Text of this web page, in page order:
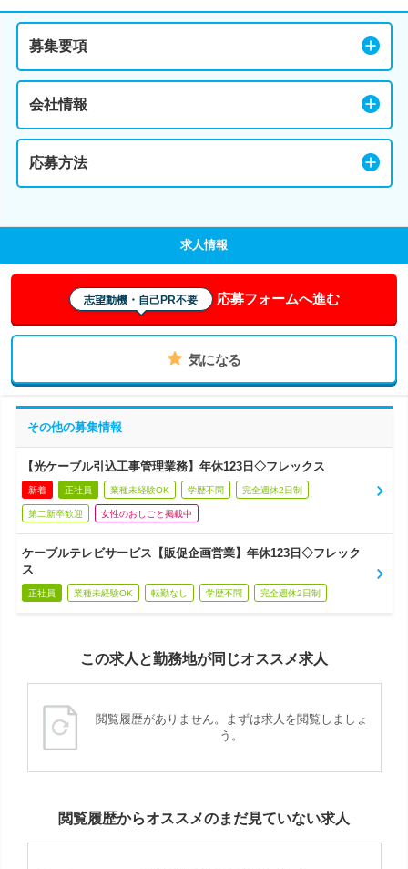
募集要項
会社情報
応募方法
求人情報
志望動機・自己PR不要 応募フォームへ進む
気になる
その他の募集情報
【光ケーブル引込工事管理業務】年休123日◇フレックス
新着 正社員 業種未経験OK 学歴不問 完全週休2日制
第二新卒歓迎 女性のおしごと掲載中
ケーブルテレビサービス【販促企画営業】年休123日◇フレック
ス
正社員 業種未経験OK 転勤なし 学歴不問 完全週休2日制
この求人と勤務地が同じオススメ求人
閲覧履歴がありません。まずは求人を閲覧しましょ
う。
閲覧履歴からオススメのまだ見ていない求人